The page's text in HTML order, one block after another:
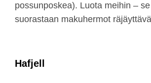
possunposkea). Luota meihin –
suorastaan makuhermot
Hafjell